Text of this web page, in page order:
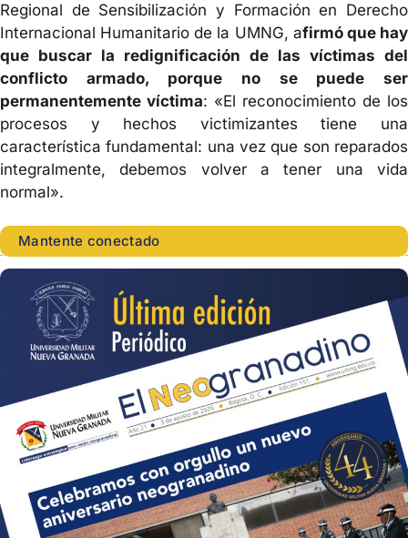
Regional de Sensibilización y Formación en Derecho
Internacional Humanitario de la UMNG, afirmó que hay
que buscar la redignificación de las víctimas del
conflicto armado, porque no se puede ser
permanentemente víctima: «El reconocimiento de los
procesos y hechos victimizantes tiene una
característica fundamental: una vez que son reparados
integralmente, debemos volver a tener una vida
normal».
Mantente conectado